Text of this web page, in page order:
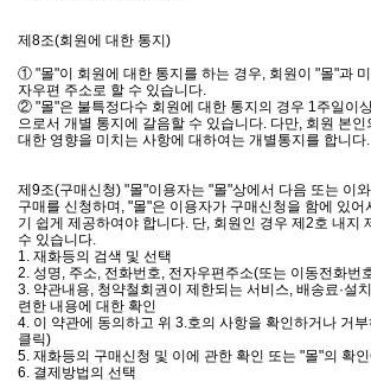
제8조(회원에 대한 통지)
① "몰"이 회원에 대한 통지를 하는 경우, 회원이 "몰"과
자우편 주소로 할 수 있습니다.
② "몰"은 불특정다수 회원에 대한 통지의 경우 1주일이
으로서 개별 통지에 갈음할 수 있습니다. 다만, 회원 본
대한 영향을 미치는 사항에 대하여는 개별통지를 합니다.
제9조(구매신청) "몰"이용자는 "몰"상에서 다음 또는 이
구매를 신청하며, "몰"은 이용자가 구매신청을 함에 있어
기 쉽게 제공하여야 합니다. 단, 회원인 경우 제2호 내지
수 있습니다.
1. 재화등의 검색 및 선택
2. 성명, 주소, 전화번호, 전자우편주소(또는 이동전화번
3. 약관내용, 청약철회권이 제한되는 서비스, 배송료·설
련한 내용에 대한 확인
4. 이 약관에 동의하고 위 3.호의 사항을 확인하거나 거
클릭)
5. 재화등의 구매신청 및 이에 관한 확인 또는 "몰"의 확
6. 결제방법의 선택